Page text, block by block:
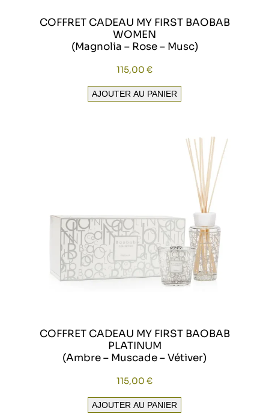
COFFRET CADEAU MY FIRST BAOBAB
WOMEN
(Magnolia – Rose – Musc)
115,00 €
AJOUTER AU PANIER
COFFRET CADEAU MY FIRST BAOBAB
PLATINUM
(Ambre – Muscade – Vétiver)
115,00 €
AJOUTER AU PANIER